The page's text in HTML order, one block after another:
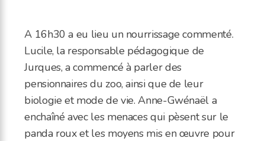
A 16h30 a eu lieu un nourrissage commenté.
Lucile, la responsable pédagogique de
Jurques, a commencé à parler des
pensionnaires du zoo, ainsi que de leur
biologie et mode de vie. Anne-Gwénaël a
enchaîné avec les menaces qui pèsent sur le
panda roux et les moyens mis en œuvre pour